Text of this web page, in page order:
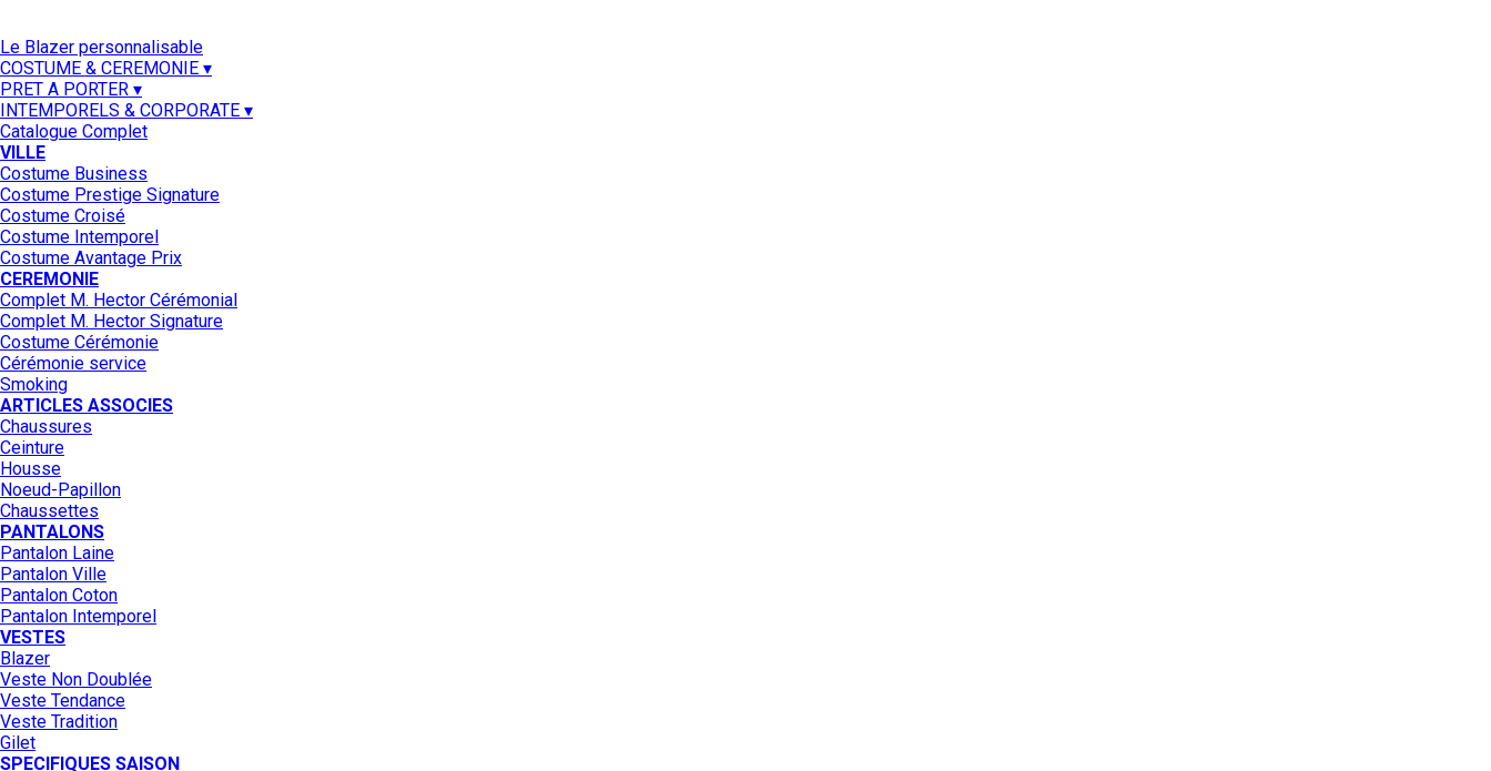
Le Blazer personnalisable
COSTUME & CEREMONIE ▾
PRET A PORTER ▾
INTEMPORELS & CORPORATE ▾
Catalogue Complet
VILLE
Costume Business
Costume Prestige Signature
Costume Croisé
Costume Intemporel
Costume Avantage Prix
CEREMONIE
Complet M. Hector Cérémonial
Complet M. Hector Signature
Costume Cérémonie
Cérémonie service
Smoking
ARTICLES ASSOCIES
Chaussures
Ceinture
Housse
Noeud-Papillon
Chaussettes
PANTALONS
Pantalon Laine
Pantalon Ville
Pantalon Coton
Pantalon Intemporel
VESTES
Blazer
Veste Non Doublée
Veste Tendance
Veste Tradition
Gilet
SPECIFIQUES SAISON